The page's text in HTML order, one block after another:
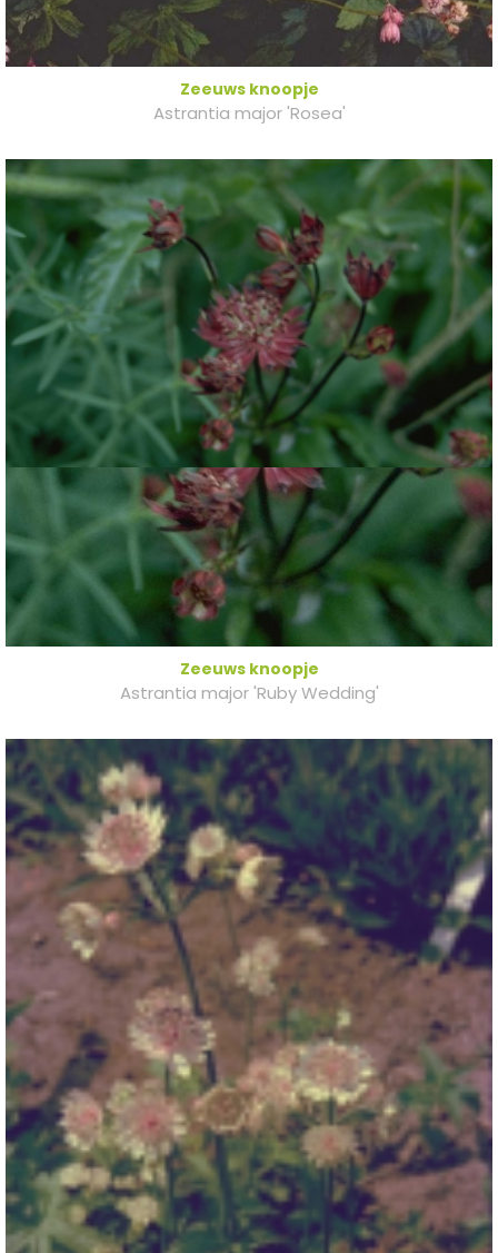
Zeeuws knoopje
Astrantia major 'Rosea'
Zeeuws knoopje
Astrantia major 'Ruby Wedding'